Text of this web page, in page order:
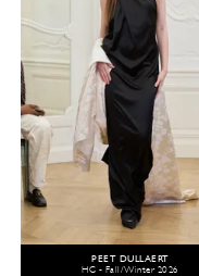
PEET DULLAERT
HC - Fall/Winter 2026